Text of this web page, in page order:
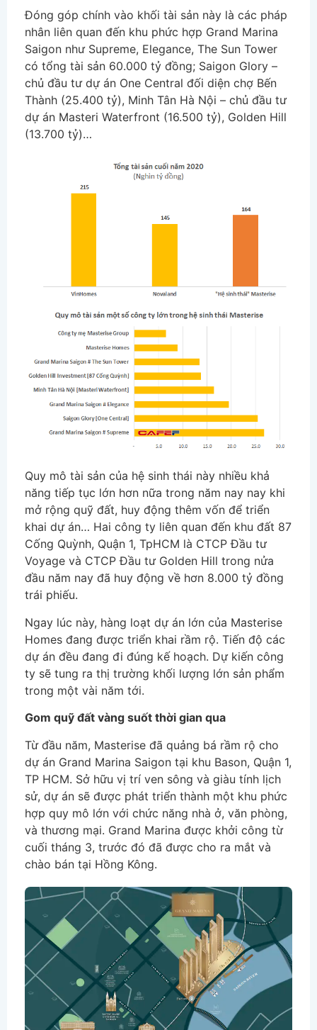
Đóng góp chính vào khối tài sản này là các pháp
nhân liên quan đến khu phức hợp Grand Marina
Saigon như Supreme, Elegance, The Sun Tower
có tổng tài sản 60.000 tỷ đồng; Saigon Glory –
chủ đầu tư dự án One Central đối diện chợ Bến
Thành (25.400 tỷ), Minh Tân Hà Nội – chủ đầu tư
dự án Masteri Waterfront (16.500 tỷ), Golden Hill
(13.700 tỷ)…
Quy mô tài sản của hệ sinh thái này nhiều khả
năng tiếp tục lớn hơn nữa trong năm nay nay khi
mở rộng quỹ đất, huy động thêm vốn để triển
khai dự án… Hai công ty liên quan đến khu đất 87
Cống Quỳnh, Quận 1, TpHCM là CTCP Đầu tư
Voyage và CTCP Đầu tư Golden Hill trong nửa
đầu năm nay đã huy động về hơn 8.000 tỷ đồng
trái phiếu.
Ngay lúc này, hàng loạt dự án lớn của Masterise
Homes đang được triển khai rầm rộ. Tiến độ các
dự án đều đang đi đúng kế hoạch. Dự kiến công
ty sẽ tung ra thị trường khối lượng lớn sản phẩm
trong một vài năm tới.
Gom quỹ đất vàng suốt thời gian qua
Từ đầu năm, Masterise đã quảng bá rầm rộ cho
dự án Grand Marina Saigon tại khu Bason, Quận 1,
TP HCM. Sở hữu vị trí ven sông và giàu tính lịch
sử, dự án sẽ được phát triển thành một khu phức
hợp quy mô lớn với chức năng nhà ở, văn phòng,
và thương mại. Grand Marina được khởi công từ
cuối tháng 3, trước đó đã được cho ra mắt và
chào bán tại Hồng Kông.